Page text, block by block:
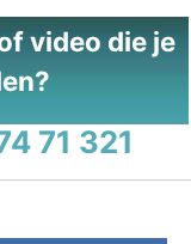
video die je
71 321